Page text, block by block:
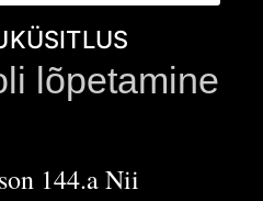
lõpetamine
144.a Nii